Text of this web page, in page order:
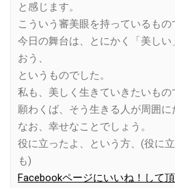
と感じます。
こういう審美眼を持っているもの
今日の舞台は、とにかく「美し
おう、
というものでした。
私も、美しく生きていきたいもの
願わくば、そう生きる人が周囲に
なお、幸せなことでしょう。
役に立ったよ、という方、(役に
も)
Facebookページにいいね！して